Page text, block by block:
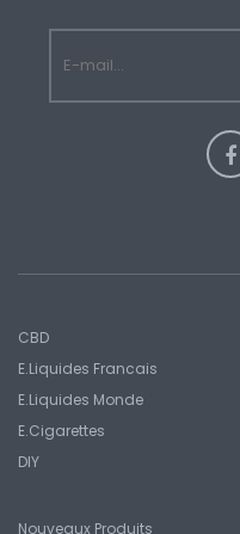
CBD
E.liquides Francais
E.Liquides Monde
E.Cigarettes
DIY
Nouveaux Produits